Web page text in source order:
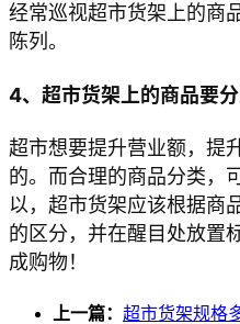
经常巡视超市货架上的商
陈列。
4、超市货架上的商品要
超市想要提升营业额，提
的。而合理的商品分类，
以，超市货架应该根据商
的区分，并在醒目处放置
成购物！
上一篇： 超市货架规格